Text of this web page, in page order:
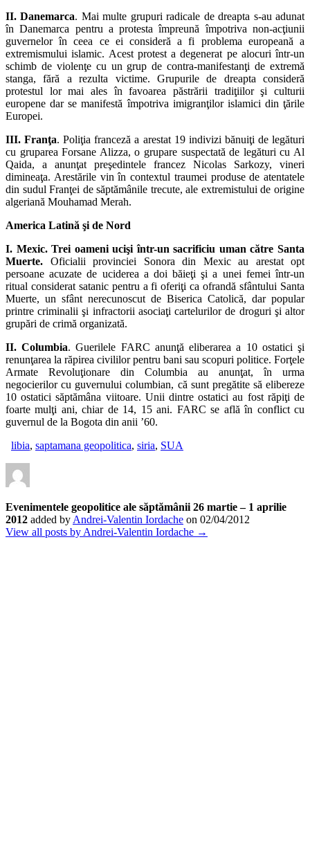
II. Danemarca. Mai multe grupuri radicale de dreapta s-au adunat
în Danemarca pentru a protesta împreună împotriva non-acţiunii
guvernelor în ceea ce ei consideră a fi problema europeană a
extremismului islamic. Acest protest a degenerat pe alocuri într-un
schimb de violenţe cu un grup de contra-manifestanţi de extremă
stanga, fără a rezulta victime. Grupurile de dreapta consideră
protestul lor mai ales în favoarea păstrării tradiţiilor şi culturii
europene dar se manifestă împotriva imigranţilor islamici din ţările
Europei.
III. Franţa. Poliţia franceză a arestat 19 indivizi bănuiţi de legături
cu gruparea Forsane Alizza, o grupare suspectată de legături cu Al
Qaida, a anunţat preşedintele francez Nicolas Sarkozy, vineri
dimineaţa. Arestările vin în contextul traumei produse de atentatele
din sudul Franţei de săptămânile trecute, ale extremistului de origine
algeriană Mouhamad Merah.
America Latină şi de Nord
I. Mexic. Trei oameni ucişi într-un sacrificiu uman către Santa
Muerte. Oficialii provinciei Sonora din Mexic au arestat opt
persoane acuzate de uciderea a doi băieţi şi a unei femei într-un
ritual considerat satanic pentru a fi oferiţi ca ofrandă sfântului Santa
Muerte, un sfânt nerecunoscut de Biserica Catolică, dar popular
printre criminalii şi infractorii asociaţi cartelurilor de droguri şi altor
grupări de crimă organizată.
II. Columbia. Guerilele FARC anunţă eliberarea a 10 ostatici şi
renunţarea la răpirea civililor pentru bani sau scopuri politice. Forţele
Armate Revoluţionare din Columbia au anunţat, în urma
negocierilor cu guvernului columbian, că sunt pregătite să elibereze
10 ostatici săptămâna viitoare. Unii dintre ostatici au fost răpiţi de
foarte mulţi ani, chiar de 14, 15 ani. FARC se află în conflict cu
guvernul de la Bogota din anii ’60.
libia, saptamana geopolitica, siria, SUA
Evenimentele geopolitice ale săptămânii 26 martie – 1 aprilie
2012 added by Andrei-Valentin Iordache on 02/04/2012
View all posts by Andrei-Valentin Iordache →